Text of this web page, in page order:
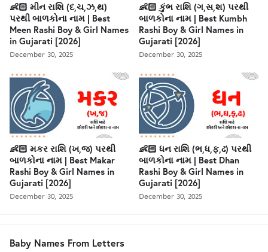
👶🏻 મીન રાશિ (દ,ચ,ઝ,થ)
પરથી બાળકોના નામ | Best
Meen Rashi Boy & Girl Names
in Gujarati [2026]
December 30, 2025
👶🏻 કુંભ રાશિ (ગ,સ,શ) પરથી
બાળકોના નામ | Best Kumbh
Rashi Boy & Girl Names in
Gujarati [2026]
December 30, 2025
👶🏻 મકર રાશિ (ખ,જ) પરથી
બાળકોના નામ | Best Makar
Rashi Boy & Girl Names in
Gujarati [2026]
December 30, 2025
👶🏻 ધન રાશિ (ભ,ધ,ફ,ઢ) પરથી
બાળકોના નામ | Best Dhan
Rashi Boy & Girl Names in
Gujarati [2026]
December 30, 2025
Baby Names From Letters